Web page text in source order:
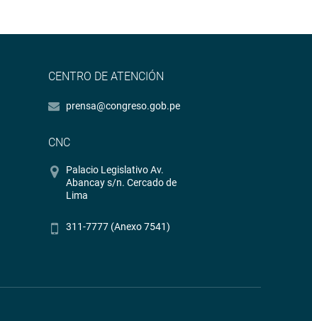
CENTRO DE ATENCIÓN
prensa@congreso.gob.pe
CNC
Palacio Legislativo Av.
Abancay s/n. Cercado de
Lima
311-7777 (Anexo 7541)